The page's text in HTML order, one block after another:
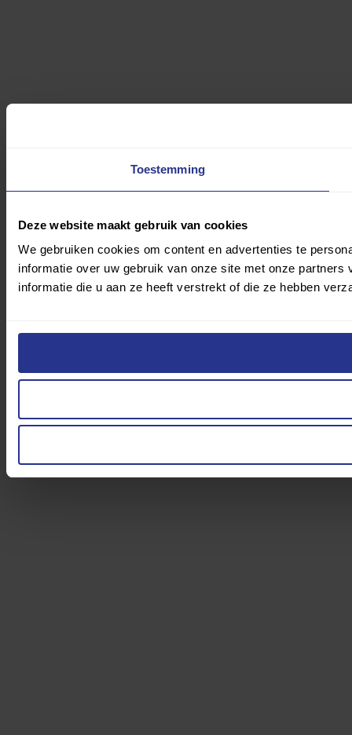
Toestemming
Deze website maakt gebruik van cookies
We gebruiken cookies om content en advertenties te
informatie over uw gebruik van onze site met onze
informatie die u aan ze heeft verstrekt of die ze hebben